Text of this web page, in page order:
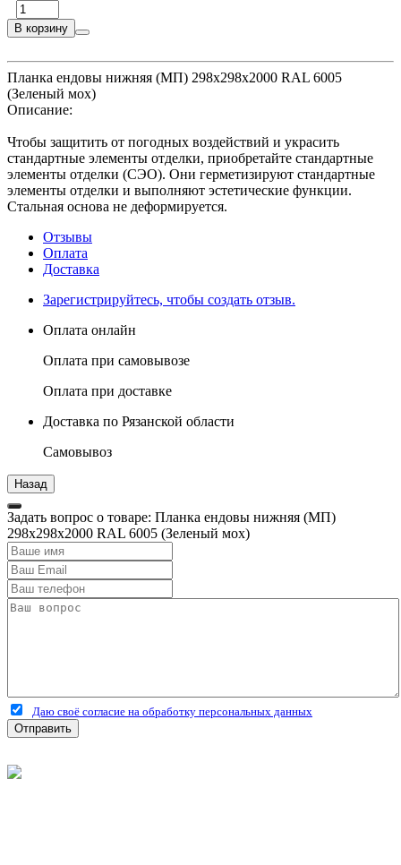
В корзину
Планка ендовы нижняя (МП) 298х298х2000 RAL 6005
(Зеленый мох)
Описание:
Чтобы защитить от погодных воздействий и украсить
стандартные элементы отделки, приобретайте стандартные
элементы отделки (СЭО). Они герметизируют стандартные
элементы отделки и выполняют эстетические функции.
Стальная основа не деформируется.
Отзывы
Оплата
Доставка
Зарегистрируйтесь, чтобы создать отзыв.
Оплата онлайн
Оплата при самовывозе
Оплата при доставке
Доставка по Рязанской области
Самовывоз
Задать вопрос о товаре: Планка ендовы нижняя (МП)
298х298х2000 RAL 6005 (Зеленый мох)
Даю своё согласие на обработку персональных данных
Отправить